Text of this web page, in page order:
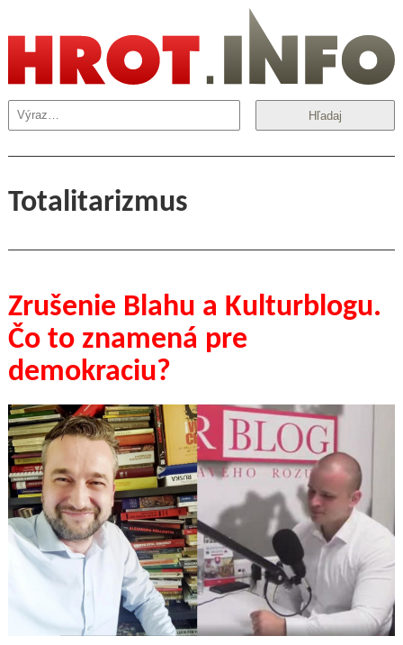
Hľadaj
Totalitarizmus
Zrušenie Blahu a Kulturblogu.
Čo to znamená pre
demokraciu?